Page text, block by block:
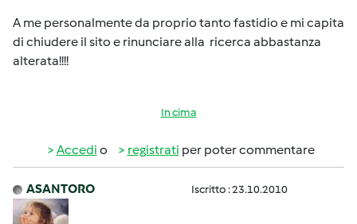
A me personalmente da proprio tanto fastidio e mi capita
di chiudere il sito e rinunciare alla ricerca abbastanza
alterata!!!!
In cima
Accedi o registrati per poter commentare
ASANTORO Iscritto : 23.10.2010